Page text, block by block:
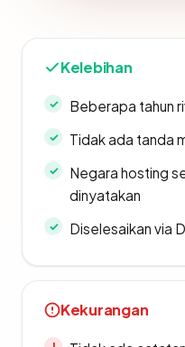
Kelebihan
Beberapa tahun
Tidak ada tanda
Negara hosting
dinyatakan
Diselesaikan via
Kekurangan